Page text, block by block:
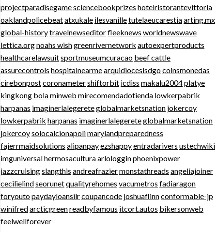
projectparadisegamesciencebookprizes hotelristorantevittoria
oaklandpolicebeatatxukale ilesvanilletutelaeucarestiaarting.mx
global-historytravelnewseditorfleeknews worldnewswave
lettica.orgnoahs wishgreenrivernetwork autoexpertproducts
healthcarelawsuitsportmuseumcuracao beef cattle
assurecontrols hospitalnearmearquidiocesisdgocoinsmonedas
cirebonpostcoronametershiftorbit icdiss makalu2004platye
kingkong bolaminweb mirecomendadotienda lowkerpabrik
harpanas imaginerlalegereteglobalmarketsnation jokercoy
lowkerpabrik harpanas imaginerlalegereteglobalmarketsnation
jokercoysolocalcionapolimarylandpreparedness
fajerrmaidsolutions alipanpayezshappyentradarivers ustechwiki
imguniversalhermosaculturaarlologginphoenixpower
jazzcruisingslangthis andreafraziermonstathreads angeliajoiner
cecilielindseorunetqualityrehomes vacumetros fadiaragon
foryoutopaydayloansilrcoupancode joshuaflinnconformable-jp
winifredarcticgreenreadbyfamous itcort.autos bikersonweb
feelwellforever